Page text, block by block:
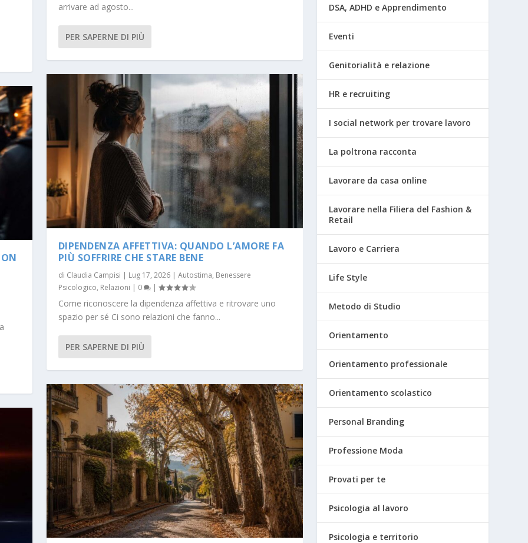
arrivare ad agosto...
PER SAPERNE DI PIÙ
DIPENDENZA AFFETTIVA: QUANDO L’AMORE FA
PIÙ SOFFRIRE CHE STARE BENE
di Claudia Campisi | Lug 17, 2026| Autostima, Benessere
Psicologico, Relazioni | 0 |
Come riconoscere la dipendenza affettiva e ritrovare uno
spazio per sé Ci sono relazioni che fanno...
PER SAPERNE DI PIÙ
DSA, ADHD e Apprendimento
Eventi
Genitorialità e relazione
HR e recruiting
I social network per trovare lavoro
La poltrona racconta
Lavorare da casa online
Lavorare nella Filiera del Fashion &
Retail
Lavoro e Carriera
Life Style
Metodo di Studio
Orientamento
Orientamento professionale
Orientamento scolastico
Personal Branding
Professione Moda
Provati per te
Psicologia al lavoro
Psicologia e territorio